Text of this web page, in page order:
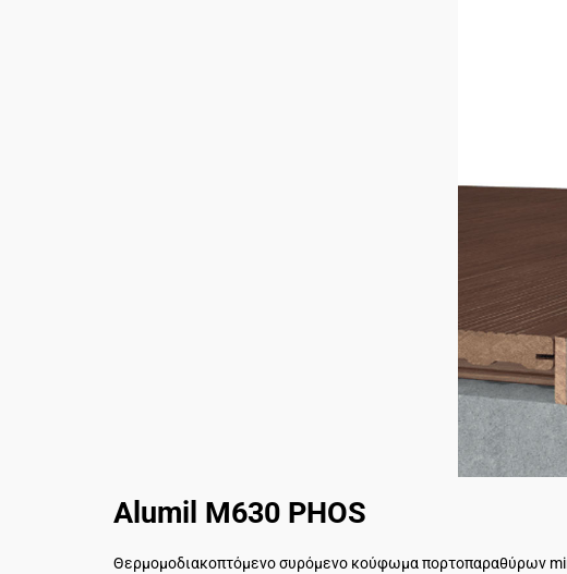
Alumil M630 PHOS
Θερμομοδιακοπτόμενο συρόμενο κούφωμα πορτοπαραθύρων